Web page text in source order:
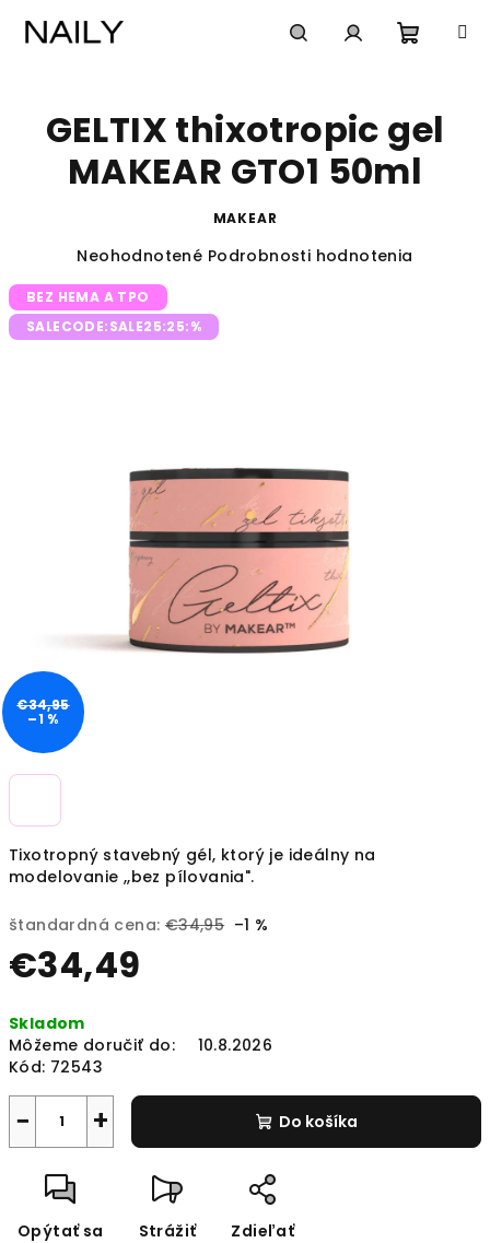
košík
Tixotropný stavebný gél, ktorý je ideálny na
modelovanie ,,bez pílovania".
štandardná cena: €34,95 –1 %
€34,49
cena:
Skladom
Môžeme doručiť do:
10.8.2026
Kód: 72543
+
− Do košíka
Opýtať sa Strážiť Zdieľať
GELTIX thixotropic gel
MAKEAR GTO1 50ml
MAKEAR
Priemerné
produktu
je
0,0
Neohodnotené Podrobnosti hodnotenia
BEZ HEMA A TPO
SALECODE:SALE25:25:%
€34,95
–1 %